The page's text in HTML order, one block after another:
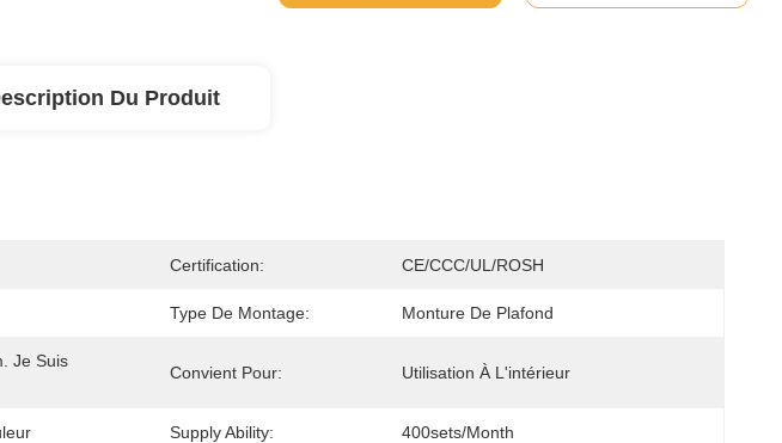
Du Produit
Certification: CE/CCC/UL/ROSH
Type De Montage: Monture De Plafond
Je Suis
Convient Pour: Utilisation À L'intérieur
Supply Ability: 400sets/month